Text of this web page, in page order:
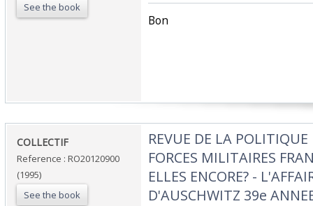
See the book
‎Bon ‎
‎COLLECTIF‎
Reference : RO20120900
(1995)
See the book
‎REVUE DE LA POLITIQUE
FORCES MILITAIRES
ELLES ENCORE? -
D'AUSCHWITZ 39e